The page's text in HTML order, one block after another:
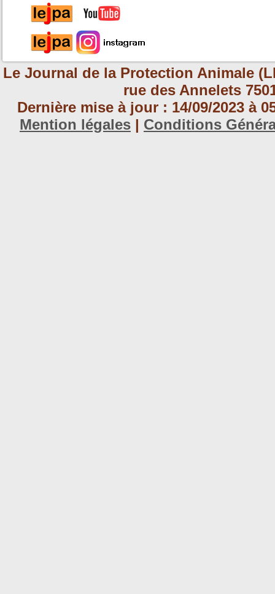
Le Journal de la Protection Animale
rue des Annelets
Dernière mise à jour : 14/09/2023 à
Mention légales | Conditions